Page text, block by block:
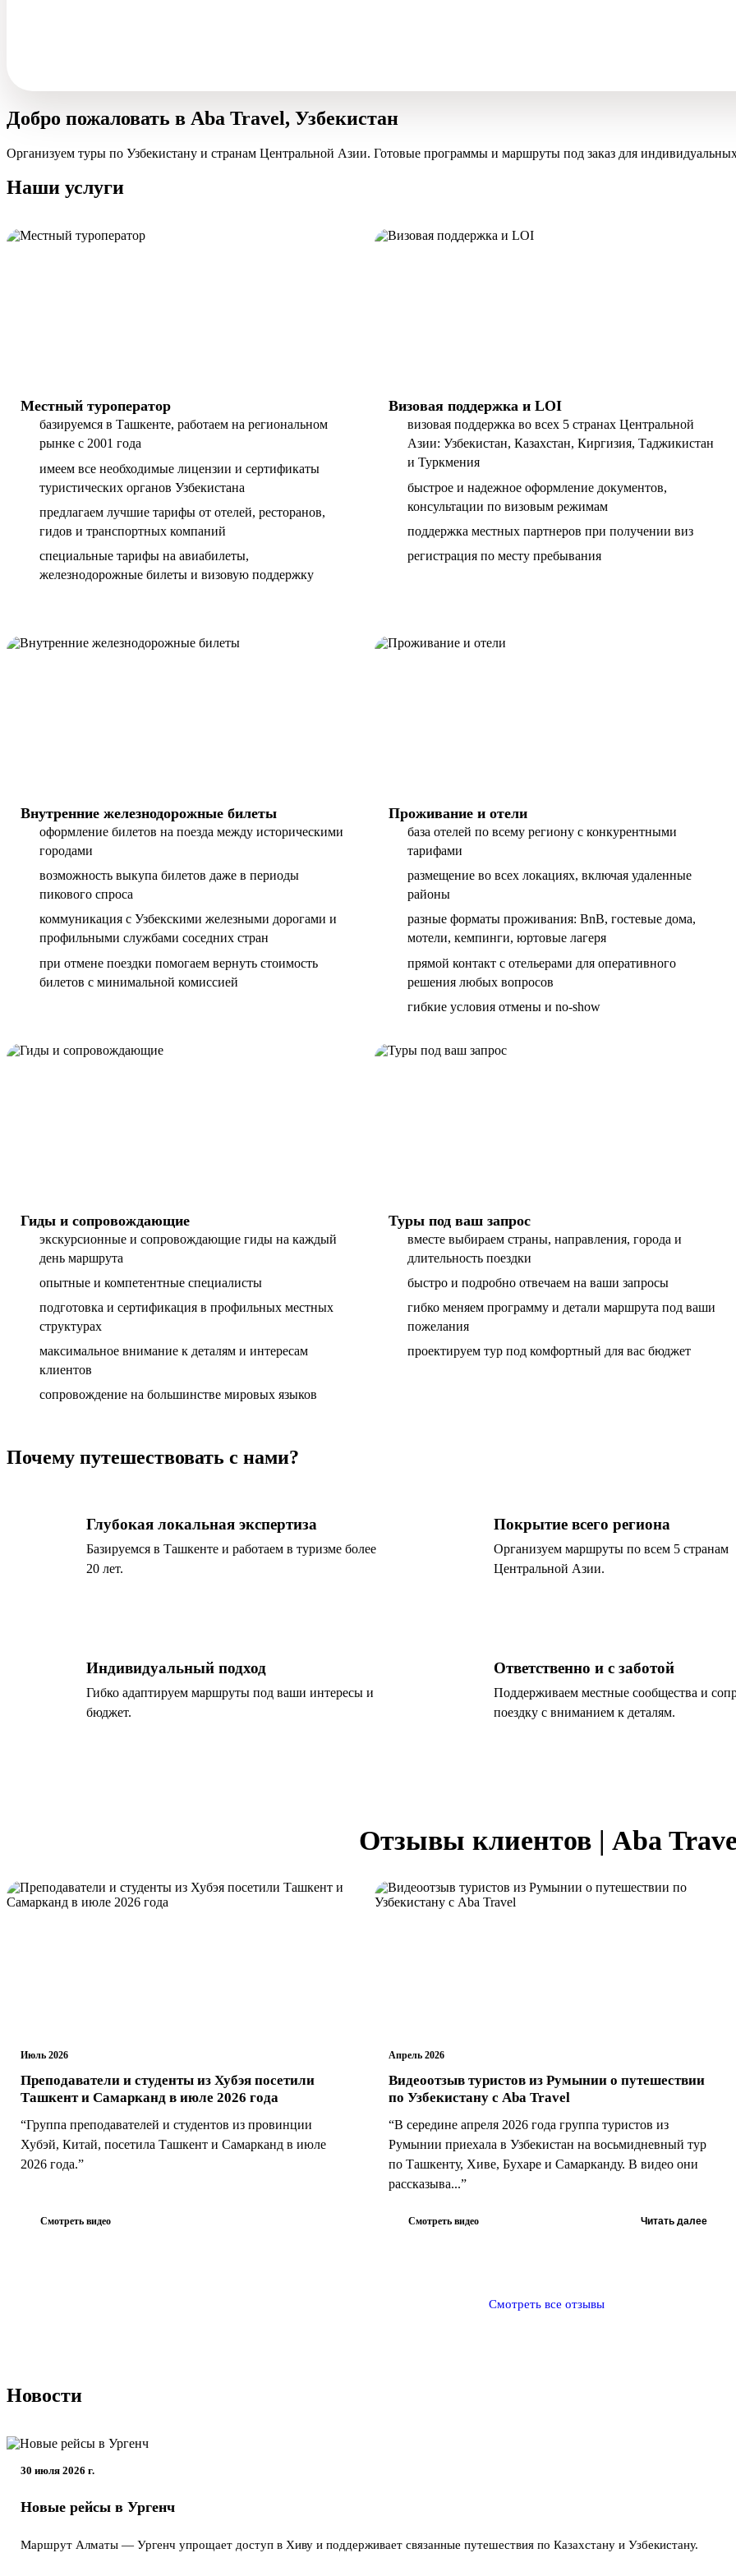
Добро пожаловать в Aba Travel, Узбекистан
Организуем туры по Узбекистану и странам Центральной Азии. Готовые программы и маршруты под заказ для
Наши услуги
Местный туроператор
базируемся в Ташкенте, работаем на региональном
рынке с 2001 года
имеем все необходимые лицензии и сертификаты
туристических органов Узбекистана
предлагаем лучшие тарифы от отелей, ресторанов,
гидов и транспортных компаний
специальные тарифы на авиабилеты,
железнодорожные билеты и визовую поддержку
Визовая поддержка и LOI
визовая поддержка во всех 5 странах Центральной
Азии: Узбекистан, Казахстан, Киргизия, Таджикистан
и Туркмения
быстрое и надежное оформление документов,
консультации по визовым режимам
поддержка местных партнеров при получении виз
регистрация по месту пребывания
Внутренние железнодорожные билеты
оформление билетов на поезда между историческими
городами
возможность выкупа билетов даже в периоды
пикового спроса
коммуникация с Узбекскими железными дорогами и
профильными службами соседних стран
при отмене поездки помогаем вернуть стоимость
билетов с минимальной комиссией
Проживание и отели
база отелей по всему региону с конкурентными
тарифами
размещение во всех локациях, включая удаленные
районы
разные форматы проживания: BnB, гостевые дома,
мотели, кемпинги, юртовые лагеря
прямой контакт с отельерами для оперативного
решения любых вопросов
гибкие условия отмены и no-show
Гиды и сопровождающие
экскурсионные и сопровождающие гиды на каждый
день маршрута
опытные и компетентные специалисты
подготовка и сертификация в профильных местных
структурах
максимальное внимание к деталям и интересам
клиентов
сопровождение на большинстве мировых языков
Туры под ваш запрос
вместе выбираем страны, направления, города и
длительность поездки
быстро и подробно отвечаем на ваши запросы
гибко меняем программу и детали маршрута под ваши
пожелания
проектируем тур под комфортный для вас бюджет
Почему путешествовать с нами?
Глубокая локальная экспертиза
Базируемся в Ташкенте и работаем в туризме более
20 лет.
Покрытие всего региона
Организуем маршруты по всем 5 странам
Центральной Азии.
Индивидуальный подход
Гибко адаптируем маршруты под ваши интересы и
бюджет.
Ответственно и с заботой
Поддерживаем местные сообщества и
поездку с вниманием к деталям.
Отзывы клиентов | Aba
Июль 2026
Преподаватели и студенты из Хубэя посетили
Ташкент и Самарканд в июле 2026 года
“Группа преподавателей и студентов из провинции
Хубэй, Китай, посетила Ташкент и Самарканд в июле
2026 года.”
Смотреть видео
Апрель 2026
Видеоотзыв туристов из Румынии о путешествии
по Узбекистану с Aba Travel
“В середине апреля 2026 года группа туристов из
Румынии приехала в Узбекистан на восьмидневный тур
по Ташкенту, Хиве, Бухаре и Самарканду. В видео они
рассказыва...”
Смотреть видео Читать далее
Смотреть все отзывы
Новости
30 июля 2026 г.
Новые рейсы в Ургенч
Маршрут Алматы — Ургенч упрощает доступ в Хиву и поддерживает связанные путешествия по Казахстану и Узбекистану.